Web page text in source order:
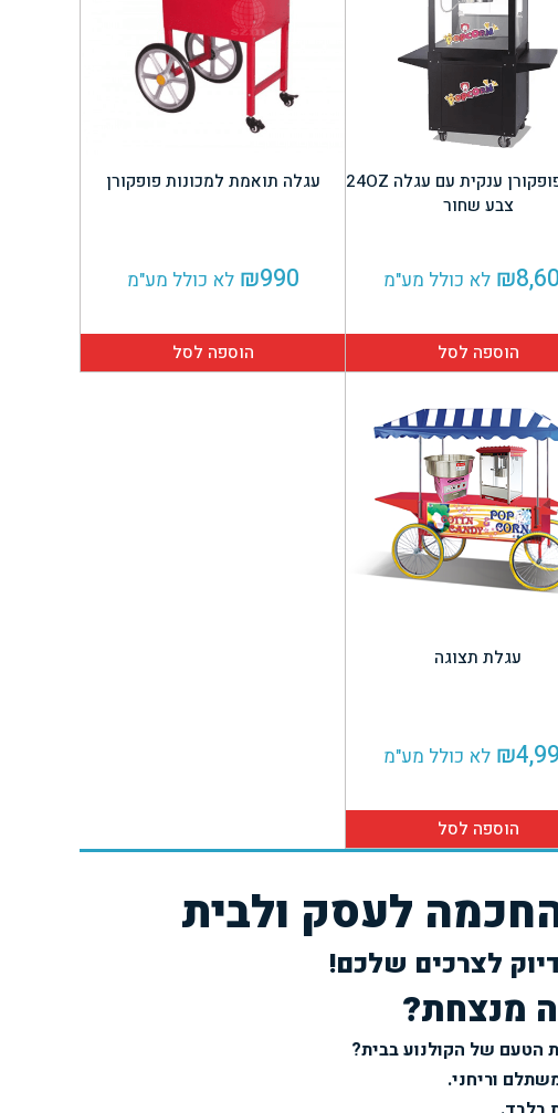
מכונת פופקורן ענקית עם עגלה 24OZ
צבע שחור
₪ לא כולל מע"מ
הוספה לסל
עגלה תואמת למכונות פופקורן
₪990 לא כולל מע"מ
הוספה לסל
עגלת תצוגה
₪ לא כולל מע"מ
הוספה לסל
לעסק ולבית
לצרכים שלכם!
מנצחת?
הטעם של הקולנוע בבית?
וריחני.